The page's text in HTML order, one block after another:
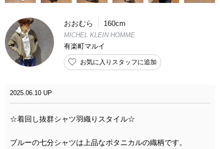
おおむら 160cm
MICHEL KLEIN HOMME
有楽町マルイ
お気に入りスタッフに追加
2025.06.10 UP
☆着回し抜群シャツ羽織りスタイル☆
ブルーの七分シャツは上品なボタニカルの織柄です。